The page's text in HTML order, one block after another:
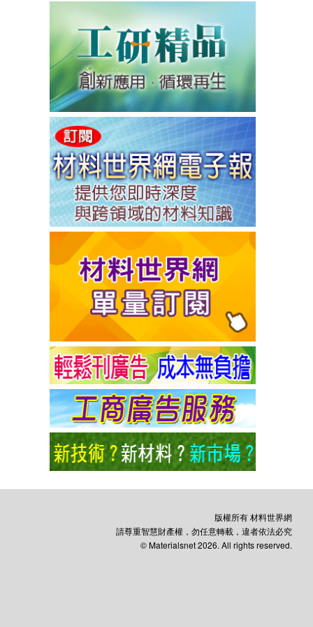
版權所有 材料世界網
請尊重智慧財產權，勿任意轉載，違者依法必究
© Materialsnet 2026. All rights reserved.